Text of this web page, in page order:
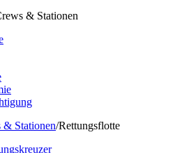
& Stationen
& Stationen/Rettungsflotte